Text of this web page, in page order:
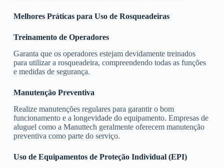
Melhores Práticas para Uso de Rosqueadeiras
Treinamento de Operadores
Garanta que os operadores estejam devidamente treinados
para utilizar a rosqueadeira, compreendendo todas as funções
e medidas de segurança.
Manutenção Preventiva
Realize manutenções regulares para garantir o bom
funcionamento e a longevidade do equipamento. Empresas de
aluguel como a Manuttech geralmente oferecem manutenção
preventiva como parte do serviço.
Uso de Equipamentos de Proteção Individual (EPI)